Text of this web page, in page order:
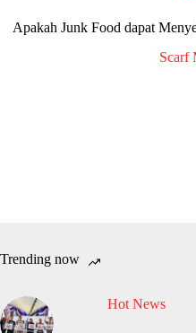
Apakah Junk Food dapat
Scarf
Trending now
Hot News